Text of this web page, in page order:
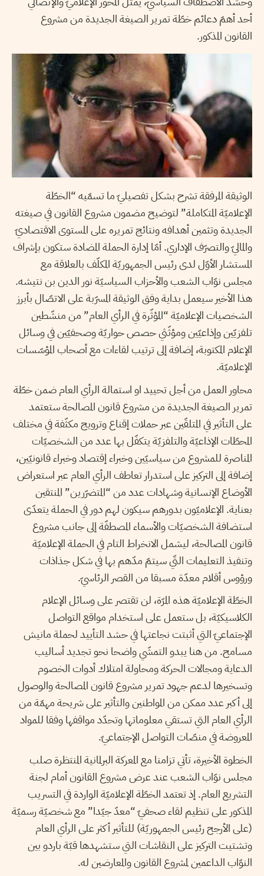
أحد أهمّ دعائم خطّة تمرير الصيغة الجديدة من مشروع
القانون المذكور.
الوثيقة المرفقة تشرح بشكل تفصيليّ ما تسمّيه “الخطّة
الإعلاميّة المتكاملة” لتوضيح مضمون مشروع القانون في صيغته
الجديدة وتثمين أهدافه ونتائج تمريره على المستوى الاقتصاديّ
والماليّ والتصرّف الإداري. أمّا إدارة الحملة المضادة ستكون بإشراف
المستشار الأوّل لدى رئيس الجمهوريّة المكلّف بالعلاقة مع
مجلس نوّاب الشعب والأحزاب السياسيّة نور الدين بن نتيشه.
هذا الأخير سيعمل بداية وفق الوثيقة المسرّبة على الاتصّال بأبرز
الشخصيات الإعلاميّة “المؤثّرة في الرأي العام” من منشّطين
تلفزيّين وإذاعيّين ومؤثّثي حصص حواريّة وصحفيّين في وسائل
الإعلام المكتوبة، إضافة إلى ترتيب لقاءات مع أصحاب المؤسّسات
الإعلاميّة.
محاور العمل من أجل تحييد او استمالة الرأي العام ضمن خطّة
تمرير الصيغة الجديدة من مشروع قانون المصالحة ستعتمد
على التأثير في المتلقّين عبر حملات إقناع وترويج مكثّفة في مختلف
المحطّات الإذاعيّة والتلفزيّة يتكفّل بها عدد من الشخصيّات
المناصرة للمشروع من سياسيّين وخبراء إقتصاد وخبراء قانونيّين،
إضافة إلى التركيز على استدرار تعاطف الرأي العام عبر استعراض
الأوضاع الإنسانية وشهادات عدد من “المتضرّرين” المنتقين
بعناية. الإعلاميّون بدورهم سيكون لهم دور في الحملة يتعدّى
استضافة الشخصيّات والأسماء المصطفّة إلى جانب مشروع
قانون المصالحة، ليشمل الانخراط التام في الحملة الإعلاميّة
وتنفيذ التعليمات التّي سيتمّ مدّهم بها في شكل جذاذات
ورؤوس أقلام معدّة مسبقا من القصر الرئاسيّ.
الخطّة الإعلاميّة هذه المرّة، لن تقتصر على وسائل الإعلام
الكلاسيكيّة، بل ستعمل على استخدام مواقع التواصل
الإجتماعيّ التي أثبتت نجاعتها في حشد التأييد لحملة مانيش
مسامح. من هنا يبدو التمشّي واضحا نحو تجديد أساليب
الدعاية ومجالات الحركة ومحاولة امتلاك أدوات الخصوم
وتسخيرها لدعم جهود تمرير مشروع قانون المصالحة والوصول
إلى أكبر عدد ممكن من المواطنين والتأثير على شريحة مهمّة من
الرأي العام التي تستقي معلوماتها وتحدّد مواقفها وفقا للمواد
المعروضة في منصّات التواصل الإجتماعيّ.
الخطوة الأخيرة، تأتي تزامنا مع المعركة البرلمانية المنتظرة صلب
مجلس نوّاب الشعب عند عرض مشروع القانون أمام لجنة
التشريع العام. إذ تعتمد الخطّة الإعلاميّة الواردة في التسريب
المذكور على تنظيم لقاء صحفيّ “معدّ جيّدا” مع شخصيّة رسميّة
(على الأرجح رئيس الجمهوريّة) للتأثير أكثر على الرأي العام
وتشتيت التركيز على النقاشات التي ستشهدها قبّة باردو بين
النوّاب الداعمين لمشروع القانون والمعارضين له.